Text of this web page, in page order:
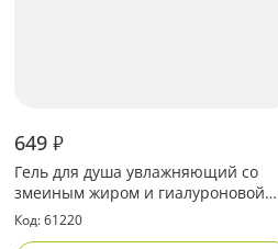
649 ₽
Гель для душа увлажняющий со
змеиным жиром и гиалуроновой
кислотой
Код: 61220